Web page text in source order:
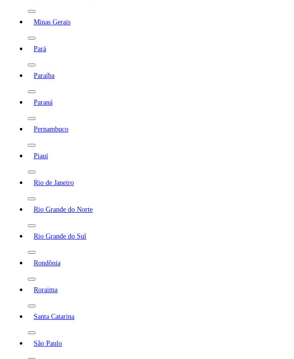
Minas Gerais
Pará
Paraíba
Paraná
Pernambuco
Piauí
Rio de Janeiro
Rio Grande do Norte
Rio Grande do Sul
Rondônia
Roraima
Santa Catarina
São Paulo